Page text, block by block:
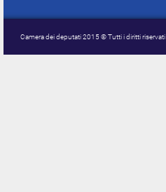
Camera dei deputati 2015 © Tutti i diritti riservati